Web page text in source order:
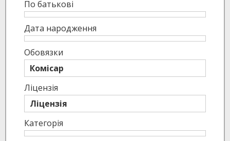
По батькові
Дата народження
Обовязки
Комісар
Ліцензія
Ліцензія
Категорія